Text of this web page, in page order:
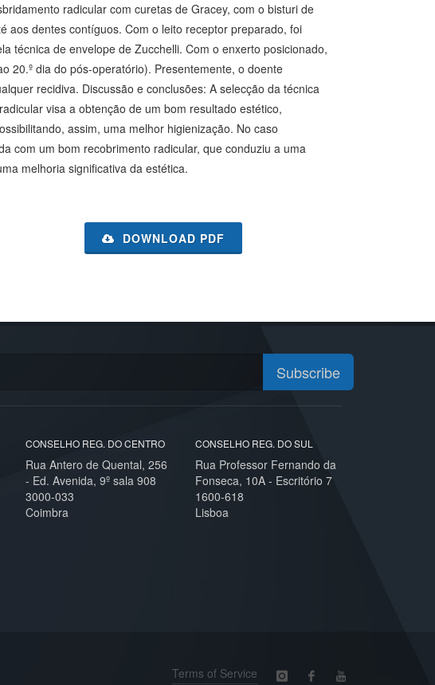
radicular com curetas de Gracey, com o bisturi de
aos dentes contíguos. Com o leito receptor preparado, foi
técnica de envelope de Zucchelli. Com o enxerto posicionado,
20.º dia do pós-operatório). Presentemente, o doente
recidiva. Discussão e conclusões: A selecção da técnica
visa a obtenção de um bom resultado estético,
assim, uma melhor higienização. No caso
com um bom recobrimento radicular, que conduziu a uma
melhoria significativa da estética.
DOWNLOAD PDF
Subscribe
CONSELHO REG. DO CENTRO
Rua Antero de Quental, 256
- Ed. Avenida, 9º sala 908
3000-033
Coimbra
CONSELHO REG. DO SUL
Rua Professor Fernando da
Fonseca, 10A - Escritório 7
1600-618
Lisboa
Terms of Service